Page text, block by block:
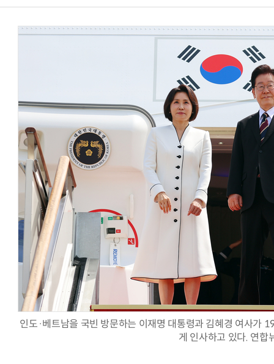
인도·베트남을 국빈 방문하는 이재명 대통령과 김혜경 여사가
게 인사하고 있다. 연합
양자컴퓨팅 비즈니스·기술 입문 1-Day